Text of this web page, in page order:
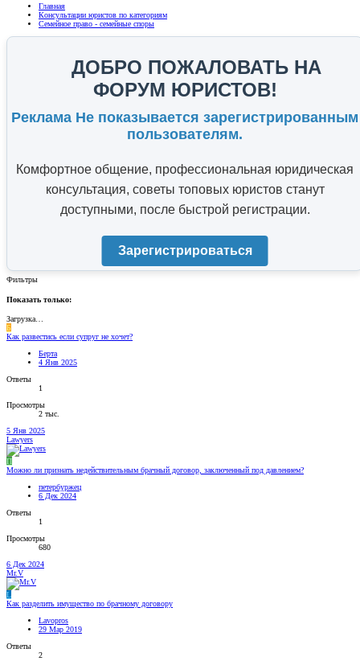
Главная
Консультации юристов по категориям
Семейное право - семейные споры
ДОБРО ПОЖАЛОВАТЬ НА
ФОРУМ ЮРИСТОВ!
Реклама Не показывается зарегистрированным
пользователям.
Комфортное общение, профессиональная юридическая
консультация, советы топовых юристов станут
доступными, после быстрой регистрации.
Зарегистрироваться
Фильтры
Показать только:
Загрузка…
Б
Как развестись если супруг не хочет?
Берта
4 Янв 2025
Ответы
1
Просмотры
2 тыс.
5 Янв 2025
Lawyers
П
Можно ли признать недействительным брачный договор, заключенный под давлением?
петербуржец
6 Дек 2024
Ответы
1
Просмотры
680
6 Дек 2024
Mr.V
L
Как разделить имущество по брачному договору
Lavopros
29 Мар 2019
Ответы
2